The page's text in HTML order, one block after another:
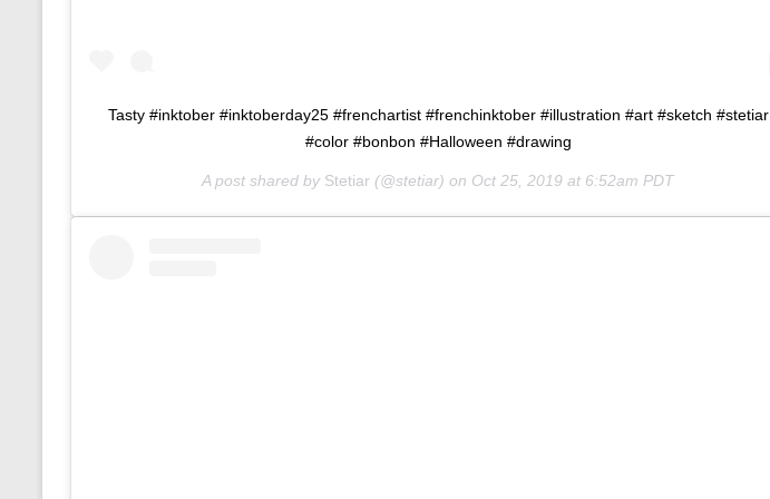
Tasty #inktober #inktoberday25 #frenchartist #frenchinktober #illustration #art #sketch #stetiar
#color #bonbon #Halloween #drawing
A post shared by Stetiar (@stetiar) on Oct 25, 2019 at 6:52am PDT